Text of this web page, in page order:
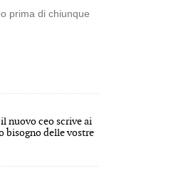
prima di chiunque
nuovo ceo scrive ai
bisogno delle vostre